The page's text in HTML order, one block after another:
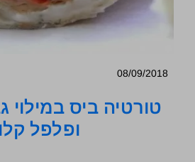
08/09/2018
טורטיה ביס במילוי
ופלפל